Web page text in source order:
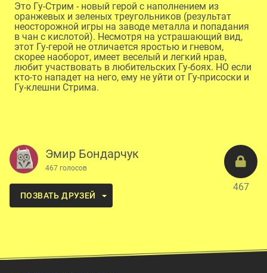
Это Гу-Стрим - новый герой с наполнением из
оранжевых и зеленых треугольников (результат
неосторожной игры на заводе металла и попадания
в чан с кислотой). Несмотря на устрашающий вид,
этот Гу-герой не отличается яростью и гневом,
скорее наоборот, имеет веселый и легкий нрав,
любит участвовать в любительских Гу-боях. НО если
кто-то нападет на него, ему не уйти от Гу-присоски и
Гу-клешни Стрима.
467
Эмир Бондарчук
467 голосов
ПОЗВАТЬ ДРУЗЕЙ